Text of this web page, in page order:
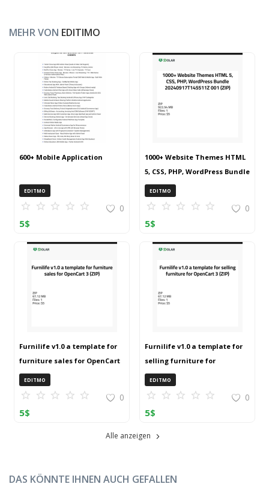
MEHR VON EDITIMO
600+ Mobile Application
EDITMO
0
5$
1000+ Website Themes HTML
5, CSS, PHP, WordPress Bundle
20240917T145511Z 001 (ZIP)
EDITMO
0
5$
Furnilife v1.0 a template for
furniture sales for OpenCart
3 (ZIP)
EDITMO
0
5$
Furnilife v1.0 a template for
selling furniture for
OpenCart 3 (ZIP)
EDITMO
0
5$
Alle anzeigen
DAS KÖNNTE IHNEN AUCH GEFALLEN